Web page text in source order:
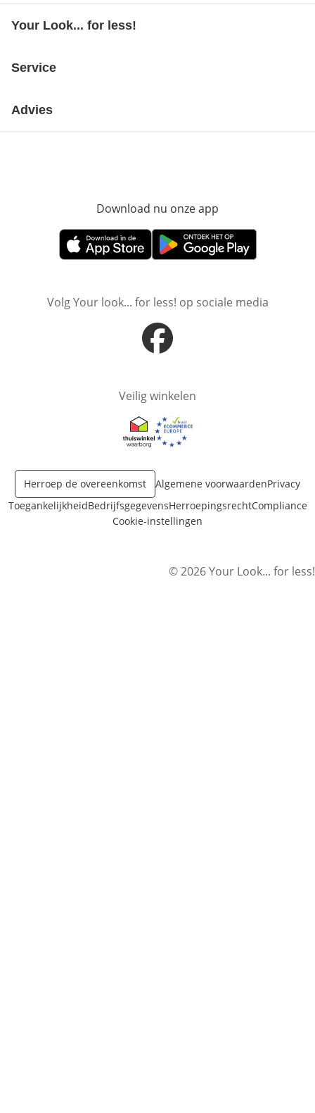
Your Look... for less!
Service
Advies
Download nu onze app
Opent in nieuw vensterOpent in nieuw venster
Volg Your look... for less! op sociale media
Opent in nieuw venster
Veilig winkelen
Opent in nieuw venster
Opent in nieuw venster
Herroep de overeenkomst Algemene voorwaardenPrivacy
ToegankelijkheidBedrijfsgegevensHerroepingsrechtCompliance
Cookie-instellingen
© 2026 Your Look... for less!